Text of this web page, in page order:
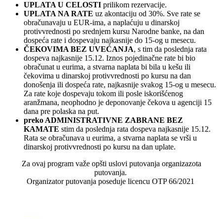
UPLATA U CELOSTI prilikom rezervacije.
UPLATA NA RATE uz akontaciju od 30%. Sve rate se
obračunavaju u EUR-ima, a naplaćuju u dinarskoj
protivvrednosti po srednjem kursu Narodne banke, na dan
dospeća rate i dospevaju najkasnije do 15-og u mesecu.
ČEKOVIMA BEZ UVEĆANJA, s tim da poslednja rata
dospeva najkasnije 15.12. Iznos pojedinačne rate bi bio
obračunat u eurima, a stvarna naplata bi bila u kešu ili
čekovima u dinarskoj protivvrednosti po kursu na dan
donošenja ili dospeća rate, najkasnije svakog 15-og u mesecu.
Za rate koje dospevaju tokom ili posle iskorišćenog
aranžmana, neophodno je deponovanje čekova u agenciji 15
dana pre polaska na put.
preko ADMINISTRATIVNE ZABRANE BEZ
KAMATE stim da poslednja rata dospeva najkasnije 15.12.
Rata se obračunava u eurima, a stvarna naplata se vrši u
dinarskoj protivvrednosti po kursu na dan uplate.
Za ovaj program važe opšti uslovi putovanja organizazota
putovanja.
Organizator putovanja poseduje licencu OTP 66/2021